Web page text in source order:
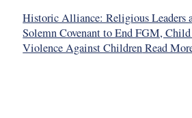
Historic Alliance: Religious Leaders
Solemn Covenant to End FGM,
Violence Against ChildrenRead